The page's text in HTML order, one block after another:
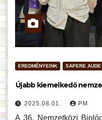
EREDMÉNYEINK SAPERE AUDE
Újabb kiemelkedő
2025.08.01. PM
A 36. Nemzetközi